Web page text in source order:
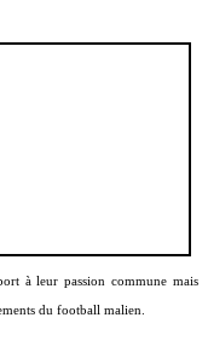
à leur passion commune mais
du football malien.